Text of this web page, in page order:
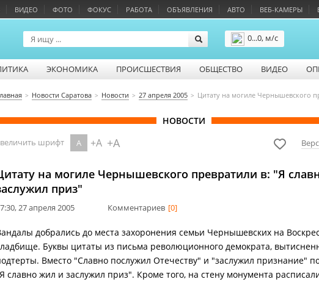
ВИДЕО ФОТО ФОКУС РАБОТА ОБЪЯВЛЕНИЯ АВТО ВЕБ-КАМЕРЫ
0...0, м/с
ЭКОНОМИКА ПРОИСШЕСТВИЯ ОБЩЕСТВО ВИДЕО
Новости Саратова Новости 27 апреля 2005 Цитату на могиле Чернышевского
НОВОСТИ
шрифт A +A +A
на могиле Чернышевского превратили в: "Я
приз"
27 апреля 2005 Комментариев [0]
добрались до места захоронения семьи Чернышевских на
Буквы цитаты из письма революционного демократа,
Вместо "Славно послужил Отечеству" и "заслужил признание"
славно жил и заслужил приз". Кроме того, на стену монумента